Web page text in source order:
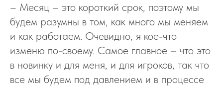
– Месяц – это короткий срок, поэтому мы
будем разумны в том, как много мы меняем
и как работаем. Очевидно, я кое-что
изменю по-своему. Самое главное – что это
в новинку и для меня, и для игроков, так что
все мы будем под давлением и в процессе